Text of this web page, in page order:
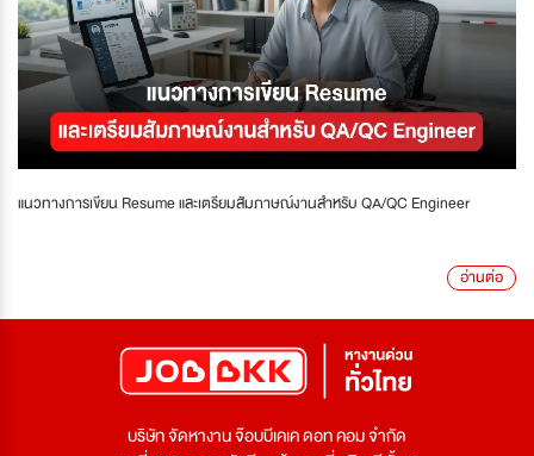
แนวทางการเขียน Resume และเตรียมสัมภาษณ์งานสำหรับ QA/QC Engineer
อ่านต่อ
บริษัท จัดหางาน จ๊อบบีเคเค ดอท คอม จำกัด